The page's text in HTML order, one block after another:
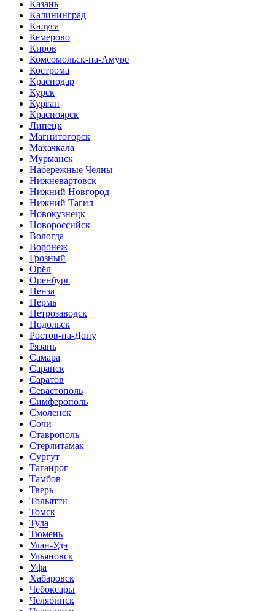
Казань
Калининград
Калуга
Кемерово
Киров
Комсомольск-на-Амуре
Кострома
Краснодар
Курск
Курган
Красноярск
Липецк
Магнитогорск
Махачкала
Мурманск
Набережные Челны
Нижневартовск
Нижний Новгород
Нижний Тагил
Новокузнецк
Новороссийск
Вологда
Воронеж
Грозный
Орёл
Оренбург
Пенза
Пермь
Петрозаводск
Подольск
Ростов-на-Дону
Рязань
Самара
Саранск
Саратов
Севастополь
Симферополь
Смоленск
Сочи
Ставрополь
Стерлитамак
Сургут
Таганрог
Тамбов
Тверь
Тольятти
Томск
Тула
Тюмень
Улан-Удэ
Ульяновск
Уфа
Хабаровск
Чебоксары
Челябинск